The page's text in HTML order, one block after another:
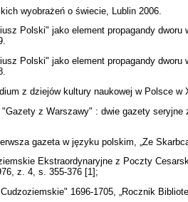
wyobrażeń o świecie, Lublin 2006.
Polski" jako element propagandy
Polski" jako element propagandy
z dziejów kultury naukowej w Polsce w
z Warszawy" : dwie gazety seryjne
gazeta w języku polskim, „Ze
Ekstraordynaryjne z Poczty
z. 4, s. 355-376 [1];
1696-1705, „Rocznik